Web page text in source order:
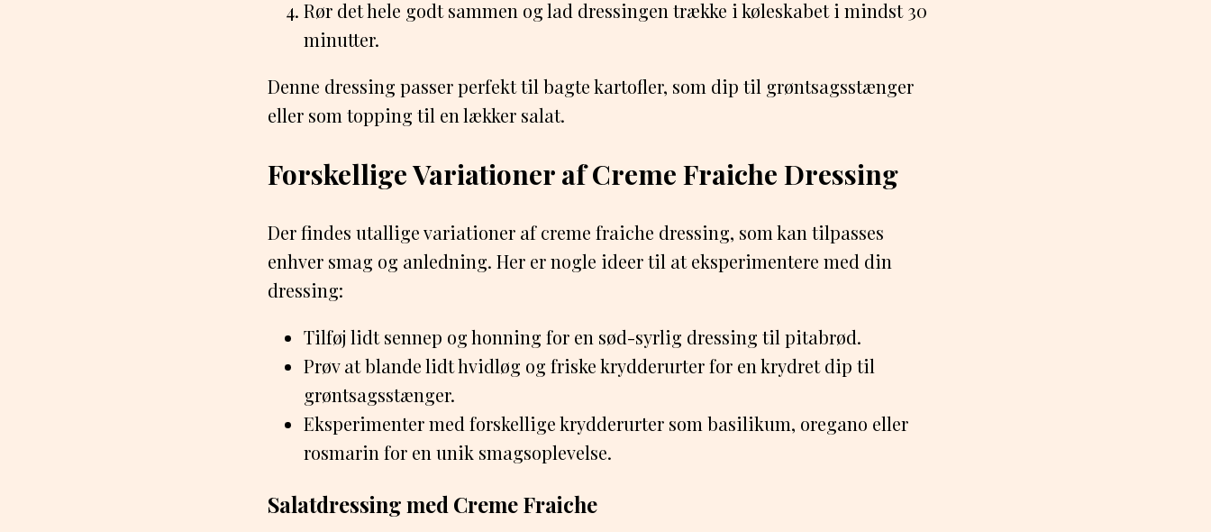
Rør det hele godt sammen og lad dressingen trække i køleskabet i mindst 30
minutter.
Denne dressing passer perfekt til bagte kartofler, som dip til grøntsagsstænger
eller som topping til en lækker salat.
Forskellige Variationer af Creme Fraiche Dressing
Der findes utallige variationer af creme fraiche dressing, som kan tilpasses
enhver smag og anledning. Her er nogle ideer til at eksperimentere med din
dressing:
Tilføj lidt sennep og honning for en sød-syrlig dressing til pitabrød.
Prøv at blande lidt hvidløg og friske krydderurter for en krydret dip til
grøntsagsstænger.
Eksperimenter med forskellige krydderurter som basilikum, oregano eller
rosmarin for en unik smagsoplevelse.
Salatdressing med Creme Fraiche